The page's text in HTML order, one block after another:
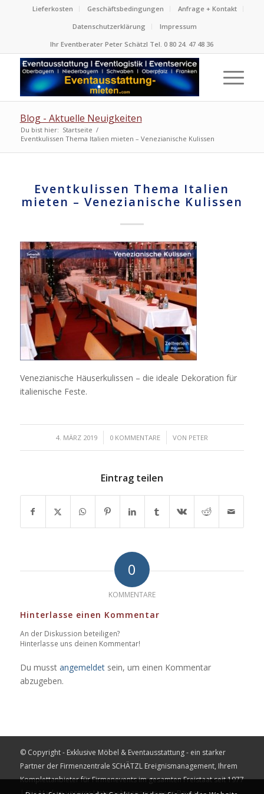
Lieferkosten Geschäftsbedingungen
Anfrage + Kontakt
Datenschutzerklärung
Impressum
Ihr Eventberater Peter Schätzl Tel. 0 80 24. 47 48 36
Blog - Aktuelle Neuigkeiten
Du bist hier: Startseite /
Eventkulissen Thema Italien mieten – Venezianische Kulissen
Eventkulissen Thema Italien
mieten – Venezianische Kulissen
Venezianische Häuserkulissen – die ideale Dekoration für
italienische Feste.
4. MÄRZ 2019
/ 0 KOMMENTARE
/ VON PETER
Eintrag teilen
0
KOMMENTARE
Hinterlasse einen Kommentar
An der Diskussion beteiligen?
Hinterlasse uns deinen Kommentar!
Du musst angemeldetsein, um einen Kommentar
abzugeben.
© Copyright - Exklusive Möbel & Eventausstattung - ein starker
Partner der Firmenzentrale SCHÄTZL Ereignismanagement, Ihrem
Komplettanbieter für Firmenevents im gesamten Freistaat seit 1977